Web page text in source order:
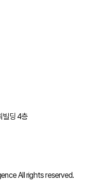
빌딩 4층
All rights reserved.